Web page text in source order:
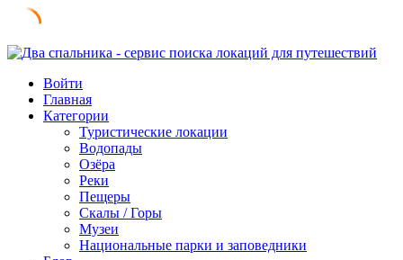
Skip
contentВойти
Главная
Категории
Туристические локации
Водопады
Озёра
Реки
Пещеры
Скалы / Горы
Музеи
Национальные парки и заповедники